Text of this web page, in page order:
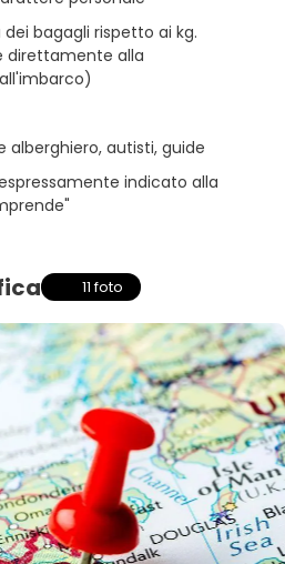
bagagli rispetto ai kg.
direttamente alla
alberghiero, autisti, guide
indicato alla
11 foto